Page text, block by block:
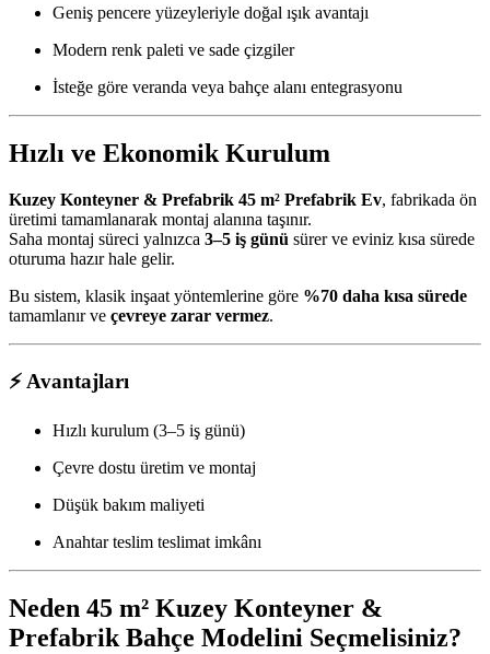
Geniş pencere yüzeyleriyle doğal ışık avantajı
Modern renk paleti ve sade çizgiler
İsteğe göre veranda veya bahçe alanı entegrasyonu
Hızlı ve Ekonomik Kurulum
Kuzey Konteyner & Prefabrik 45 m² Prefabrik Ev, fabrikada ön
üretimi tamamlanarak montaj alanına taşınır.
Saha montaj süreci yalnızca 3–5 iş günü sürer ve eviniz kısa sürede
oturuma hazır hale gelir.
Bu sistem, klasik inşaat yöntemlerine göre %70 daha kısa sürede
tamamlanır ve çevreye zarar vermez.
⚡ Avantajları
Hızlı kurulum (3–5 iş günü)
Çevre dostu üretim ve montaj
Düşük bakım maliyeti
Anahtar teslim teslimat imkânı
Neden 45 m² Kuzey Konteyner &
Prefabrik Bahçe Modelini Seçmelisiniz?